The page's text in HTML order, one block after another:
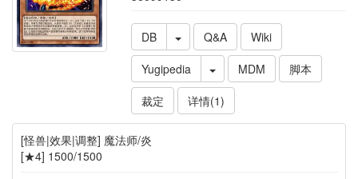
DB Q&A
Wiki
Yugipedia
MDM
脚本
裁定
详情(1)
[怪兽|效果|调整] 魔法师/炎
[★4] 1500/1500